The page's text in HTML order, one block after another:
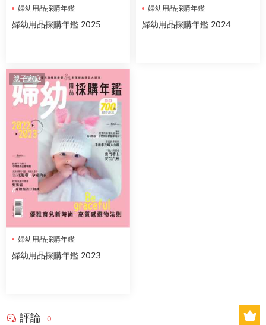
婦幼用品採購年鑑
婦幼用品採購年鑑 2025
婦幼用品採購年鑑
婦幼用品採購年鑑 2024
親子家庭
婦幼用品採購年鑑
婦幼用品採購年鑑 2023
評論 0